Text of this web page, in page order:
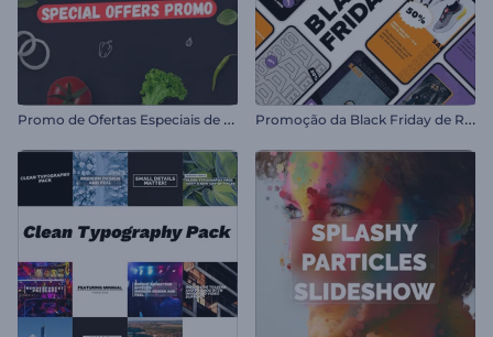
P
romo de Ofertas Especiais de Restaurante P
romoção da Black Friday de Reels